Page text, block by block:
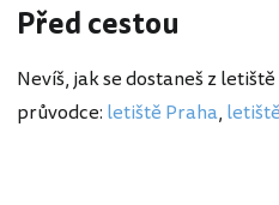
Před cestou
Nevíš, jak se dostaneš z
průvodce: letiště Praha,